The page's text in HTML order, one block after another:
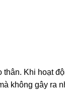
Khi hoạt
không gây ra